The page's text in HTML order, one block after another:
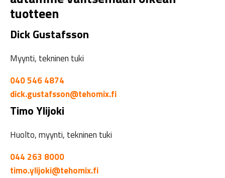
tuotteen
Dick Gustafsson
Myynti, tekninen tuki
040 546 4874
dick.gustafsson@tehomix.fi
Timo Ylijoki
Huolto, myynti, tekninen tuki
044 263 8000
timo.ylijoki@tehomix.fi